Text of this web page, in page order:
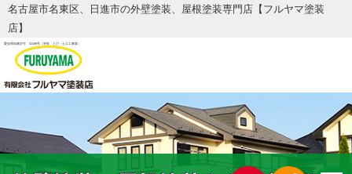
名古屋市名東区、日進市の外壁塗装、屋根塗装専門店【フルヤマ塗装
店】
愛知県知事許可 32199号 （塗装 とび・土工工事業）